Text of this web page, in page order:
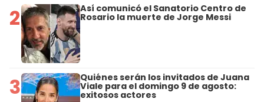
2 Así comunicó el Sanatorio Centro de
Rosario la muerte de Jorge Messi
3 Quiénes serán los invitados de Juana
Viale para el domingo 9 de agosto:
exitosos actores